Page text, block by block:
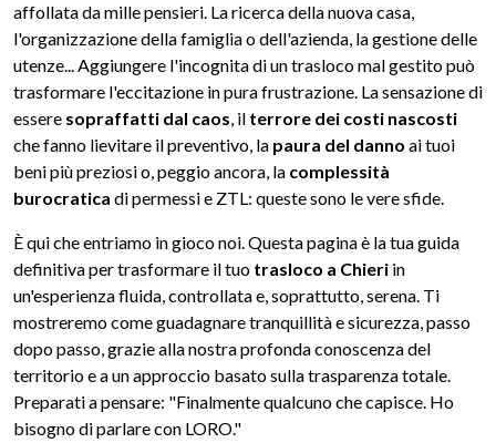
affollata da mille pensieri. La ricerca della nuova casa,
l'organizzazione della famiglia o dell'azienda, la gestione delle
utenze... Aggiungere l'incognita di un trasloco mal gestito può
trasformare l'eccitazione in pura frustrazione. La sensazione di
essere sopraffatti dal caos, il terrore dei costi nascosti
che fanno lievitare il preventivo, la paura del danno ai tuoi
beni più preziosi o, peggio ancora, la complessità
burocratica di permessi e ZTL: queste sono le vere sfide.
È qui che entriamo in gioco noi. Questa pagina è la tua guida
definitiva per trasformare il tuo trasloco a Chieri in
un'esperienza fluida, controllata e, soprattutto, serena. Ti
mostreremo come guadagnare tranquillità e sicurezza, passo
dopo passo, grazie alla nostra profonda conoscenza del
territorio e a un approccio basato sulla trasparenza totale.
Preparati a pensare: "Finalmente qualcuno che capisce. Ho
bisogno di parlare con LORO."